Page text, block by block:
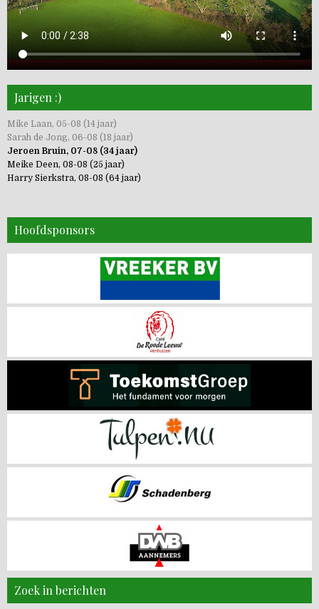
Jarigen :)
Mike Laan, 05-08 (14 jaar)
Sarah de Jong, 06-08 (18 jaar)
Jeroen Bruin, 07-08 (34 jaar)
Meike Deen, 08-08 (25 jaar)
Harry Sierkstra, 08-08 (64 jaar)
Hoofdsponsors
Zoek in berichten